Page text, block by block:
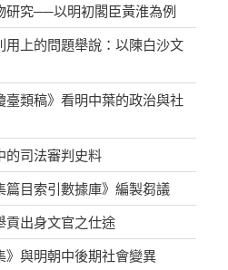
──以明初閣臣黃淮為例
上的問題舉說：以陳白沙文
類稿》看明中葉的政治與社
司法審判史料
索引數據庫》編製芻議
出身文官之仕途
與明朝中後期社會變異